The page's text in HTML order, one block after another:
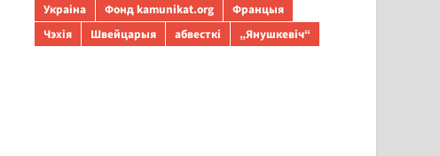
Украіна
Фонд kamunikat.org
Францыя
Чэхія
Швейцарыя абвесткі „Янушкевіч“